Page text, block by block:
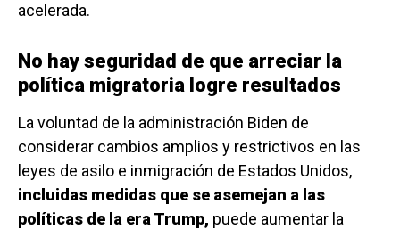
acelerada.
No hay seguridad de que arreciar la
política migratoria logre resultados
La voluntad de la administración Biden de
considerar cambios amplios y restrictivos en las
leyes de asilo e inmigración de Estados Unidos,
incluidas medidas que se asemejan a las
políticas de la era Trump, puede aumentar la